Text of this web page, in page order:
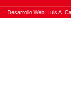
Desarrollo Web: Luis